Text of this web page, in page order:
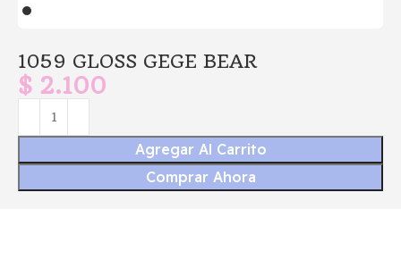
1059 GLOSS GEGE BEAR
$ 2.100
Agregar Al Carrito
Comprar Ahora